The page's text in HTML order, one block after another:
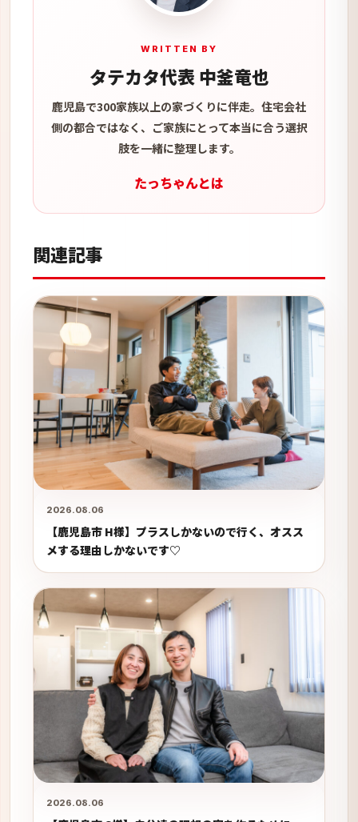
WRITTEN BY
タテカタ代表 中釜竜也
鹿児島で300家族以上の家づくりに伴走。住宅会社
側の都合ではなく、ご家族にとって本当に合う選択
肢を一緒に整理します。
たっちゃんとは
関連記事
2026.08.06
【鹿児島市 H様】プラスしかないので行く、オスス
メする理由しかないです♡
2026.08.06